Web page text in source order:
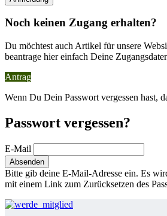
Noch keinen Zugang erhalten?
Du möchtest auch Artikel für unsere
beantrage hier einfach Deine
Antrag
Wenn Du Dein Passwort vergessen hast,
Passwort vergessen?
E-Mail
Bitte gib deine E-Mail-Adresse ein. Es
mit einem Link zum Zurücksetzen des